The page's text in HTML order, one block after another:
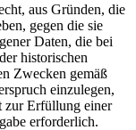
aus Gründen, die
gegen die sie
Daten, die bei
historischen
Zwecken gemäß
einzulegen,
zur Erfüllung einer
erforderlich.